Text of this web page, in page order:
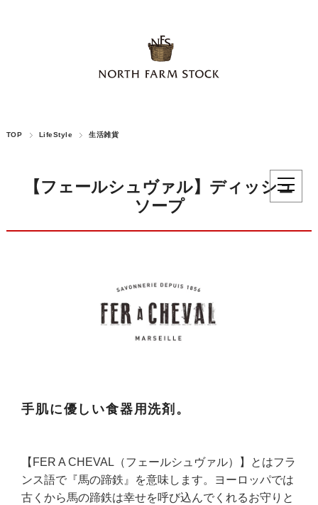
TOP LifeStyle 生活雑貨
【フェールシュヴァル】ディッシュ
ソープ
手肌に優しい食器用洗剤。
【FER A CHEVAL（フェールシュヴァル）】とはフラ
ンス語で『馬の蹄鉄』を意味します。ヨーロッパでは
古くから馬の蹄鉄は幸せを呼び込んでくれるお守りと